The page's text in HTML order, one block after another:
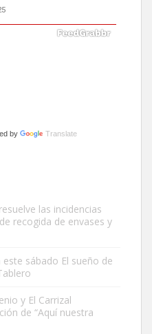
Gatos callejeros de la zona los
calle hace menos de un mes,
cari...
by Translate
las incidencias
recogida de envases y
sábado El sueño de
y El Carrizal
de “Aquí nuestra